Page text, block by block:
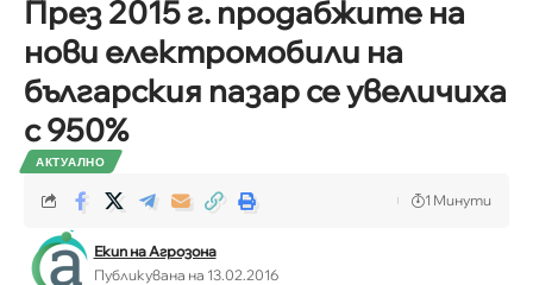
През 2015 г. продабжите на
нови електромобили на
българския пазар се увеличиха
с 950%
АКТУАЛНО
Екип на Агрозона
Публикувана на 13.02.2016
1 Минути